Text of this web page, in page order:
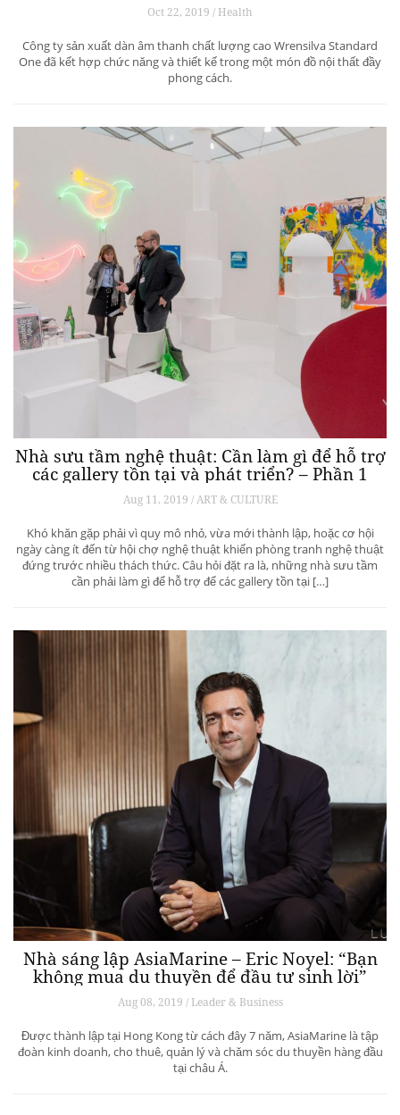
Oct 22, 2019 / Health
Công ty sản xuất dàn âm thanh chất lượng cao Wrensilva Standard
One đã kết hợp chức năng và thiết kế trong một món đồ nội thất đầy
phong cách.
Nhà sưu tầm nghệ thuật: Cần làm gì để hỗ trợ
các gallery tồn tại và phát triển? – Phần 1
Aug 11, 2019 / ART & CULTURE
Khó khăn gặp phải vì quy mô nhỏ, vừa mới thành lập, hoặc cơ hội
ngày càng ít đến từ hội chợ nghệ thuật khiến phòng tranh nghệ thuật
đứng trước nhiều thách thức. Câu hỏi đặt ra là, những nhà sưu tầm
cần phải làm gì để hỗ trợ để các gallery tồn tại […]
Nhà sáng lập AsiaMarine – Eric Noyel: “Bạn
không mua du thuyền để đầu tư sinh lời”
Aug 08, 2019 / Leader & Business
Được thành lập tại Hong Kong từ cách đây 7 năm, AsiaMarine là tập
đoàn kinh doanh, cho thuê, quản lý và chăm sóc du thuyền hàng đầu
tại châu Á.